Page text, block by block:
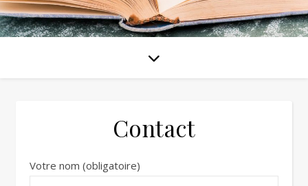
Contact
Votre nom (obligatoire)